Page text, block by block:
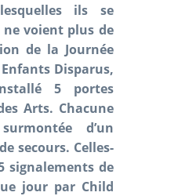
ils se
voient plus de
de la Journée
Disparus,
5 portes
Arts. Chacune
d’un
secours. Celles-
signalements de
jour par Child